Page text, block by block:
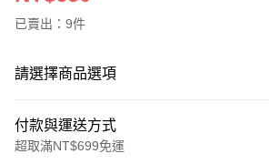
已賣出：9件
請選擇商品選項
付款與運送方式
超取滿NT$699免運